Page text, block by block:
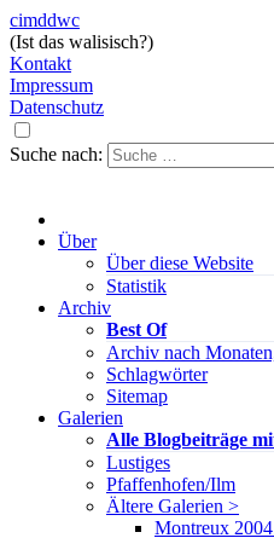
cimddwc
(Ist das walisisch?)
Kontakt
Impressum
Datenschutz
Suche nach:
Über
Über diese Website
Statistik
Archiv
Best Of
Archiv nach
Schlagwörter
Sitemap
Galerien
Alle Blogbeiträge
Lustiges
Pfaffenhofen/Ilm
Ältere Galerien >
Montreux